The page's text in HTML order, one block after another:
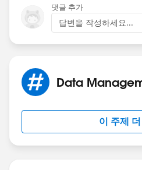
댓글 추가
답변을 작성하세요...
Data
이 주제